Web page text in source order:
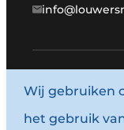
©
Wij gebruiken
het gebruik